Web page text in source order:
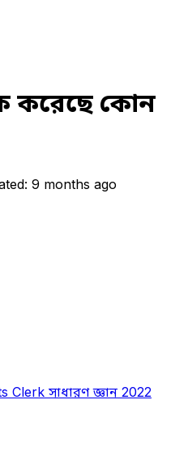
করেছে কোন
9 months ago
Clerk সাধারণ জ্ঞান 2022